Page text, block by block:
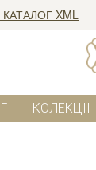
XML
КОЛЕКЦІЇ